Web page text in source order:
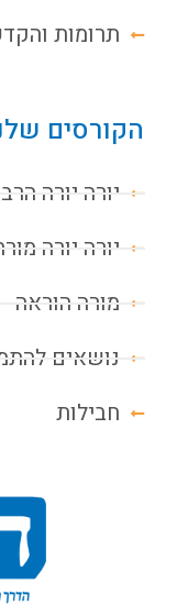
תרומות
הקורסים
יורה יורה
יורה יורה
מורה הוראה
נושאים
חבילות